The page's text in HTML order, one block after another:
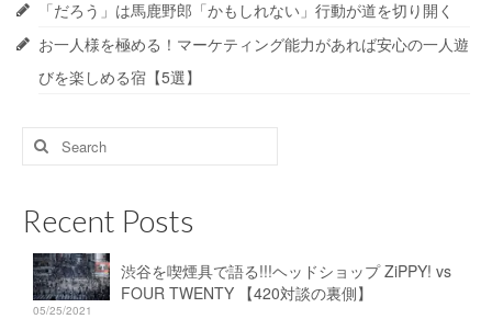
「だろう」は馬鹿野郎「かもしれない」行動が道を切り開く
お一人様を極める！マーケティング能力があれば安心の一人遊
びを楽しめる宿【5選】
Search
for:
Recent Posts
渋谷を喫煙具で語る!!!ヘッドショップ ZiPPY! vs
FOUR TWENTY 【420対談の裏側】
05/25/2021